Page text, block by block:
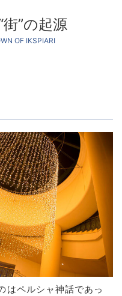
”の起源
はペルシャ神話であっ